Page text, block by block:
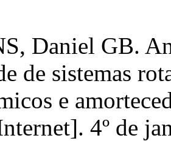
Daniel GB.
de sistemas
e
4º de